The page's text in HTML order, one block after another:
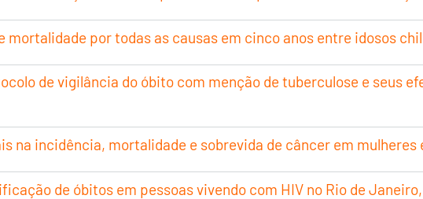
mortalidade por todas as causas em cinco anos entre idosos
de vigilância do óbito com menção de tuberculose e seus
na incidência, mortalidade e sobrevida de câncer em
de óbitos em pessoas vivendo com HIV no Rio de